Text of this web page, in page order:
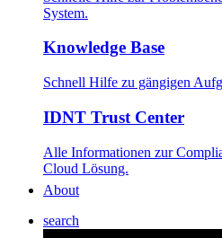
System.
Knowledge Base
Schnell Hilfe zu gängigen
IDNT Trust Center
Alle Informationen zur
Cloud Lösung.
About
search